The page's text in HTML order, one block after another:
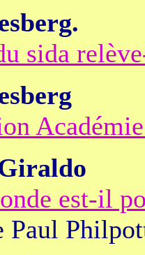
sida
est-il
Paul